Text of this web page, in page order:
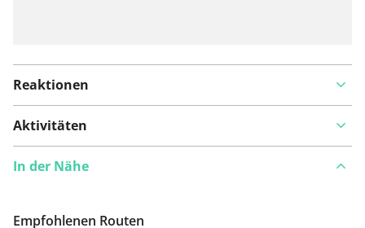
Reaktionen
Aktivitäten
In der Nähe
Empfohlenen Routen